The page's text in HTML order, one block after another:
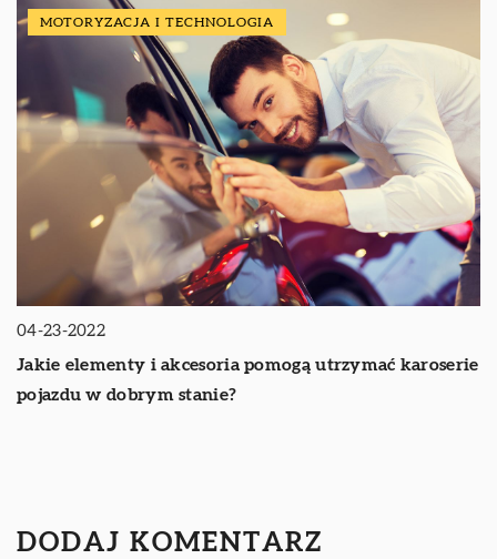
MOTORYZACJA I TECHNOLOGIA
04-23-2022
Jakie elementy i akcesoria pomogą utrzymać karoserie
pojazdu w dobrym stanie?
DODAJ KOMENTARZ